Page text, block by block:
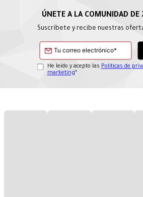
Suscríbete y recibe nuestras
He leído y acepto las Políticas de
marketing*